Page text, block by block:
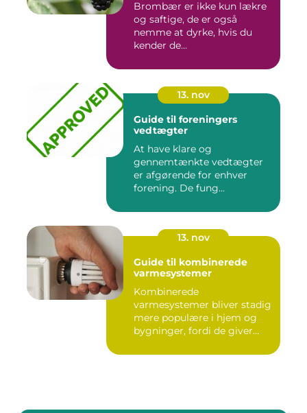
Brombær er ikke kun lækre
og saftige, de er også
nemme at dyrke, hvis du
kender de...
13. nov
Guide til foreningers
vedtægter
At have klare og
gennemtænkte vedtægter
er afgørende for enhver
forening. De fung...
13. nov
Guide til kombinerede
varmesystemer
Kombinerede
varmesystemer bliver stadig
mere populære i hjem og
bygninger, fordi de giver